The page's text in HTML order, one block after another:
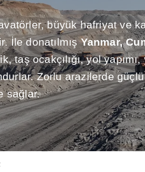
büyük hafriyat ve
İle donatılmışYanmar,
taş ocakçılığı, yol yapımı,
Zorlu arazilerde
sağlar.